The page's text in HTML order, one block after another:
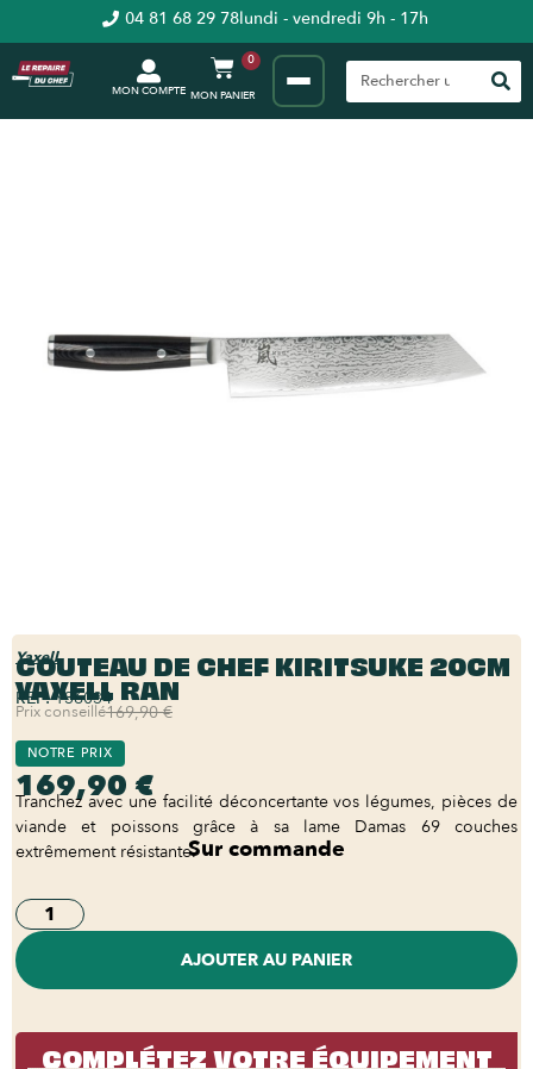
04 81 68 29 78lundi - vendredi 9h - 17h
MON COMPTE
0
Yaxell
COUTEAU DE CHEF KIRITSUKE 20CM
YAXELL RAN
REF:Y36034
Prix conseillé169,90 €
NOTRE PRIX
169,90 €
Tranchez avec une facilité déconcertante vos légumes, pièces de
viande et poissons grâce à sa lame Damas 69 couches
extrêmement résistante.Sur commande
AJOUTER AU PANIER
COMPLÉTEZ VOTRE ÉQUIPEMENT